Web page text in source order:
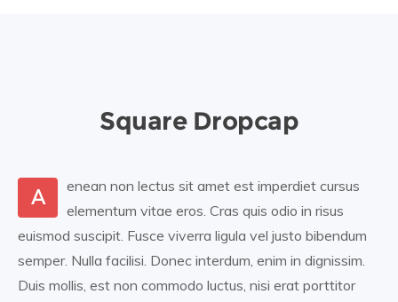
Square Dropcap
A
enean non lectus sit amet est imperdiet cursus
elementum vitae eros. Cras quis odio in risus
euismod suscipit. Fusce viverra ligula vel justo bibendum
semper. Nulla facilisi. Donec interdum, enim in dignissim.
Duis mollis, est non commodo luctus, nisi erat porttitor